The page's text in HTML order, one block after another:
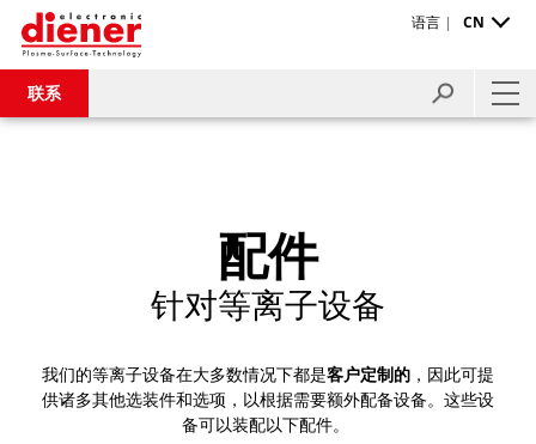
联系
语言 | CN
配件
针对等离子设备
我们的等离子设备在大多数情况下都是客户定制的，因此可提
供诸多其他选装件和选项，以根据需要额外配备设备。这些设
备可以装配以下配件。